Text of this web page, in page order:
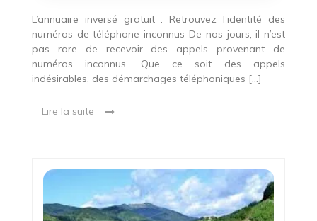
L’annuaire inversé gratuit : Retrouvez l’identité des
numéros de téléphone inconnus De nos jours, il n’est
pas rare de recevoir des appels provenant de
numéros inconnus. Que ce soit des appels
indésirables, des démarchages téléphoniques […]
Lire la suite